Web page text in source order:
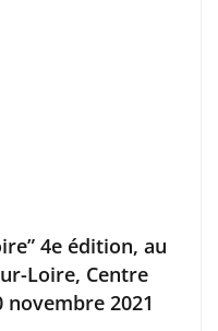
4e édition, au
Loire, Centre
novembre 2021